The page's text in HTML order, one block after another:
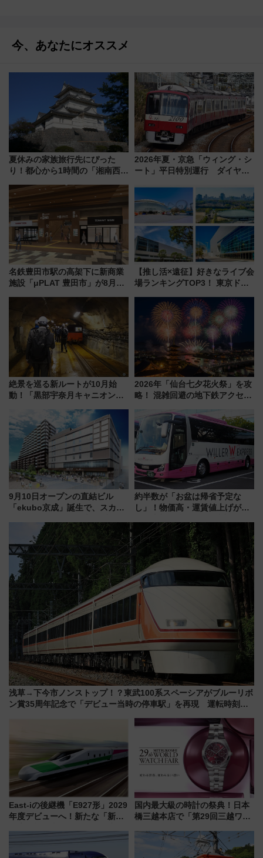
今、あなたにオススメ
夏休みの家族旅行先にぴった
り！都心から1時間の「湘南西エ
島とは異なる魅力を持つ今夏の
注目スポット
2026年夏・京急「ウィング・シ
ート」平日特別運行 ダイヤ・
三浦海岸を堪能できるお出かけ
プランもご紹介
名鉄豊田市駅の高架下に新商業
施設「μPLAT 豊田市」が8月26
たな玄関口へ
【推し活×遠征】好きなライブ会
場ランキングTOP3！ 東京ドー
由と交通アクセス術、ライブ会
場に何を求める？
絶景を巡る新ルートが10月始
動！「黒部宇奈月キャニオンル
ジ」がオープン
2026年「仙台七夕花火祭」を攻
略！ 混雑回避の地下鉄アクセス
火前に楽しむ仙台観光ルートま
で解説！
9月10日オープンの直結ビル
「ekubo京成」誕生で、スカイ
新鎌ヶ谷はどう変わる？ 全テナ
ント情報も公開！
約半数が「お盆は帰省予定な
し」！物価高・運賃値上げが財
りたいけど……【WILLER お盆
帰省動向調査】
浅草→下今市ノンストップ！？東武100系スペーシアがブルーリボ
ン賞35周年記念で「デビュー当時の停車駅」を再現 運転時刻や
East-iの後継機「E927形」2029
年度デビューへ！新たな「新幹
説【JR東日本】
国内最大級の時計の祭典！日本
橋三越本店で「第29回三越ワー
【2026年8月5日～25日】